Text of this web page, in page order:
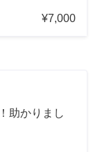
¥7,000
助かりまし